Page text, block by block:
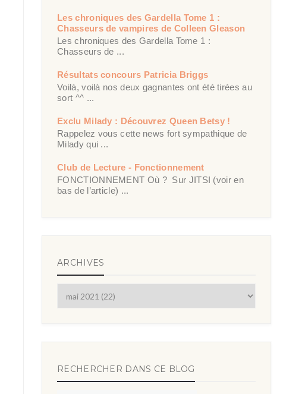
Les chroniques des Gardella Tome 1 :
Chasseurs de vampires de Colleen Gleason
Les chroniques des Gardella Tome 1 :
Chasseurs de ...
Résultats concours Patricia Briggs
Voilà, voilà nos deux gagnantes ont été tirées au
sort ^^ ...
Exclu Milady : Découvrez Queen Betsy !
Rappelez vous cette news fort sympathique de
Milady qui ...
Club de Lecture - Fonctionnement
FONCTIONNEMENT Où ? Sur JITSI (voir en
bas de l’article) ...
ARCHIVES
RECHERCHER DANS CE BLOG